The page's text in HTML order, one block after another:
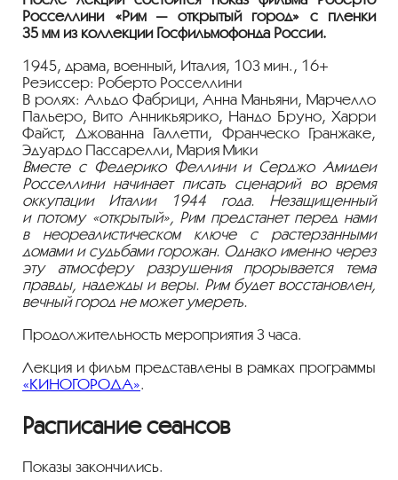
Росселлини «Рим — открытый город» с пленки
35 мм из коллекции Госфильмофонда России.
1945, драма, военный, Италия, 103 мин., 16+
Реэиссер: Роберто Росселлини
В ролях: Альдо Фабрици, Анна Маньяни, Марчелло
Пальеро, Вито Анникьярико, Нандо Бруно, Харри
Файст, Джованна Галлетти, Франческо Гранжаке,
Эдуардо Пассарелли, Мария Мики
Вместе с Федерико Феллини и Серджо Амидеи
Росселлини начинает писать сценарий во время
оккупации Италии 1944 года. Незащищенный
и потому «открытый», Рим предстанет перед нами
в неореалистическом ключе с растерзанными
домами и судьбами горожан. Однако именно через
эту атмосферу разрушения прорывается тема
правды, надежды и веры. Рим будет восстановлен,
вечный город не может умереть.
Продолжительность мероприятия 3 часа.
Лекция и фильм представлены в рамках программы
«КИНОГОРОДА».
Расписание сеансов
Показы закончились.